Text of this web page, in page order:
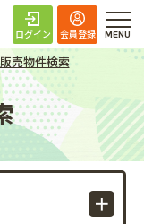
住まいの専門店 ハ
ログイン 会員登録
販売物件検索